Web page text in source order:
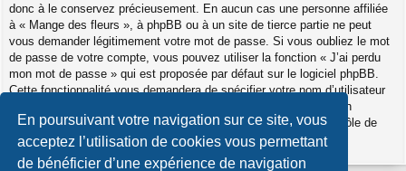
En poursuivant votre navigation sur ce site, vous
acceptez l’utilisation de cookies vous permettant
de bénéficier d’une expérience de navigation
donc à le conservez précieusement. En aucun cas une personne affiliée
à « Mange des fleurs », à phpBB ou à un site de tierce partie ne peut
vous demander légitimement votre mot de passe. Si vous oubliez le mot
de passe de votre compte, vous pouvez utiliser la fonction « J’ai perdu
mon mot de passe » qui est proposée par défaut sur le logiciel phpBB.
Cette fonctionnalité vous demandera de spécifier votre nom d’utilisateur
et votre adresse de courriel et le logiciel phpBB générera alors un
nouveau mot de passe afin que vous puissiez reprendre le contrôle de
votre compte.